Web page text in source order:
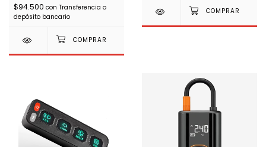
$94.500 con Transferencia o
depósito bancario